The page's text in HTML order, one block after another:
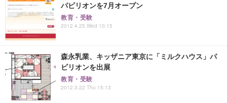
パビリオンを7月オープン
教育・受験
2012.4.25 Wed 10:15
森永乳業、キッザニア東京に「ミルクハウス」パ
ビリオンを出展
教育・受験
2012.3.22 Thu 15:13